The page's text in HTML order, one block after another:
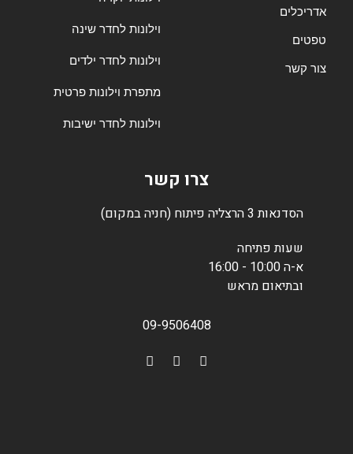
אדריכלים
טפטים
צור קשר
וילונות לחדר שינה
וילונות לחדר ילדים
מתפרת וילונות פרטית
וילונות לחדר ישיבות
צרו קשר
הסדנאות 3 הרצליה פיתוח (חניה במקום)
שעות פתיחה
א-ה 10:00 - 16:00
ובתיאום מראש
09-9506408